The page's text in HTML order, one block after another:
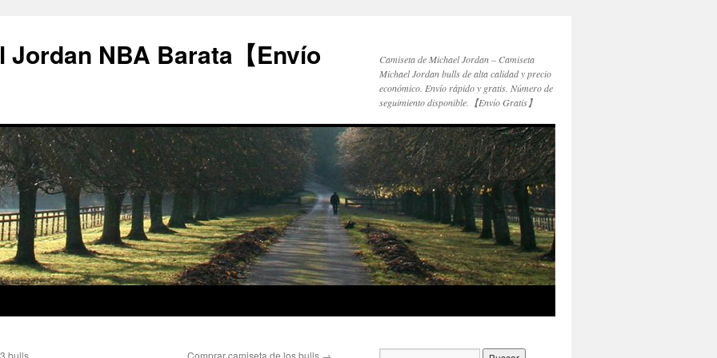
Jordan NBA Barata【Envío
Camiseta de Michael Jordan – Camiseta
Michael Jordan bulls de alta calidad y precio
económico. Envío rápido y gratis. Número de
seguimiento disponible.【Envío Gratis】
bulls Comprar camiseta de los bulls →